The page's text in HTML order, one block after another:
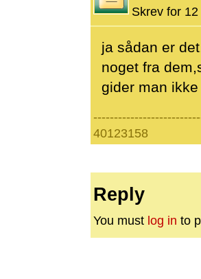
Skrev for
ja sådan er
noget fra
gider man
40123158
Reply
You must log in to